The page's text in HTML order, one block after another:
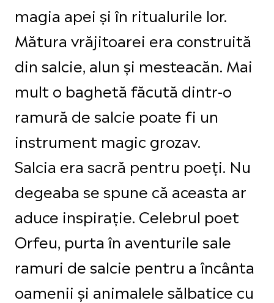
magia apei și în ritualurile lor.
Mătura vrăjitoarei era construită
din salcie, alun și mesteacăn. Mai
mult o baghetă făcută dintr-o
ramură de salcie poate fi un
instrument magic grozav.
Salcia era sacră pentru poeți. Nu
degeaba se spune că aceasta ar
aduce inspirație. Celebrul poet
Orfeu, purta în aventurile sale
ramuri de salcie pentru a încânta
oamenii și animalele sălbatice cu